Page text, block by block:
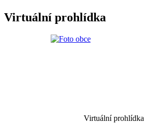
Virtuální prohlídka
Virtuální prohlídka